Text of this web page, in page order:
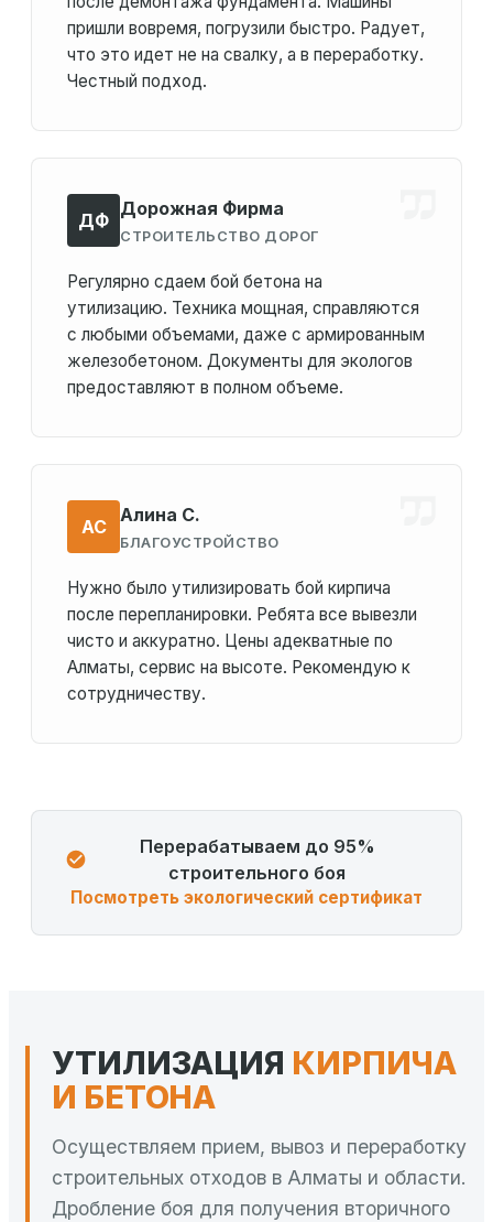
пришли вовремя, погрузили быстро. Радует,
что это идет не на свалку, а в переработку.
Честный подход.
ДФ
Дорожная Фирма
СТРОИТЕЛЬСТВО ДОРОГ
Регулярно сдаем бой бетона на
утилизацию. Техника мощная, справляются
с любыми объемами, даже с армированным
железобетоном. Документы для экологов
предоставляют в полном объеме.
АС
Алина С.
БЛАГОУСТРОЙСТВО
Нужно было утилизировать бой кирпича
после перепланировки. Ребята все вывезли
чисто и аккуратно. Цены адекватные по
Алматы, сервис на высоте. Рекомендую к
сотрудничеству.
Перерабатываем до 95%
строительного боя
Посмотреть экологический сертификат
УТИЛИЗАЦИЯ КИРПИЧА
И БЕТОНА
Осуществляем прием, вывоз и переработку
строительных отходов в Алматы и области.
Дробление боя для получения вторичного